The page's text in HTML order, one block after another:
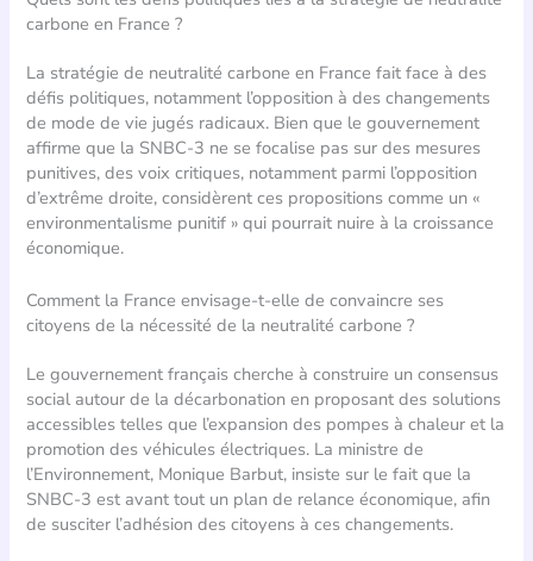
carbone en France ?
La stratégie de neutralité carbone en France fait face à des
défis politiques, notamment l’opposition à des changements
de mode de vie jugés radicaux. Bien que le gouvernement
affirme que la SNBC-3 ne se focalise pas sur des mesures
punitives, des voix critiques, notamment parmi l’opposition
d’extrême droite, considèrent ces propositions comme un «
environmentalisme punitif » qui pourrait nuire à la croissance
économique.
Comment la France envisage-t-elle de convaincre ses
citoyens de la nécessité de la neutralité carbone ?
Le gouvernement français cherche à construire un consensus
social autour de la décarbonation en proposant des solutions
accessibles telles que l’expansion des pompes à chaleur et la
promotion des véhicules électriques. La ministre de
l’Environnement, Monique Barbut, insiste sur le fait que la
SNBC-3 est avant tout un plan de relance économique, afin
de susciter l’adhésion des citoyens à ces changements.